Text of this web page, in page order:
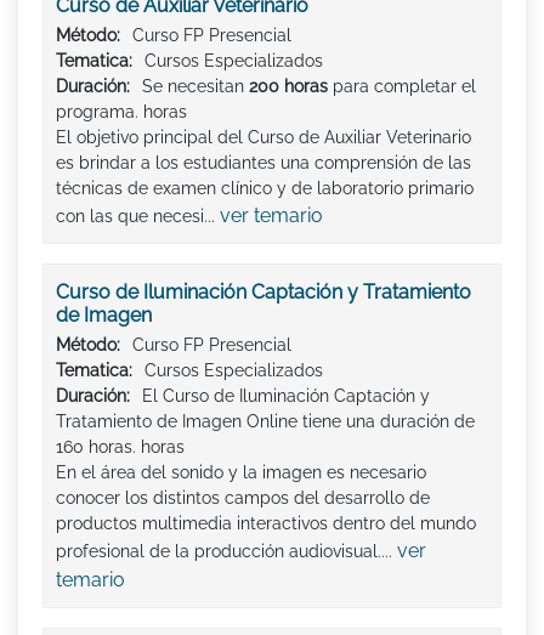
Curso de Auxiliar Veterinario
Método:
Curso FP Presencial
Tematica:
Cursos Especializados
Duración:
Se necesitan 200 horas para completar el
programa. horas
El objetivo principal del Curso de Auxiliar Veterinario
es brindar a los estudiantes una comprensión de las
técnicas de examen clínico y de laboratorio primario
con las que necesi... ver temario
Curso de Iluminación Captación y Tratamiento
de Imagen
Método:
Curso FP Presencial
Tematica:
Cursos Especializados
Duración:
El Curso de Iluminación Captación y
Tratamiento de Imagen Online tiene una duración de
160 horas. horas
En el área del sonido y la imagen es necesario
conocer los distintos campos del desarrollo de
productos multimedia interactivos dentro del mundo
profesional de la producción audiovisual.... ver
temario